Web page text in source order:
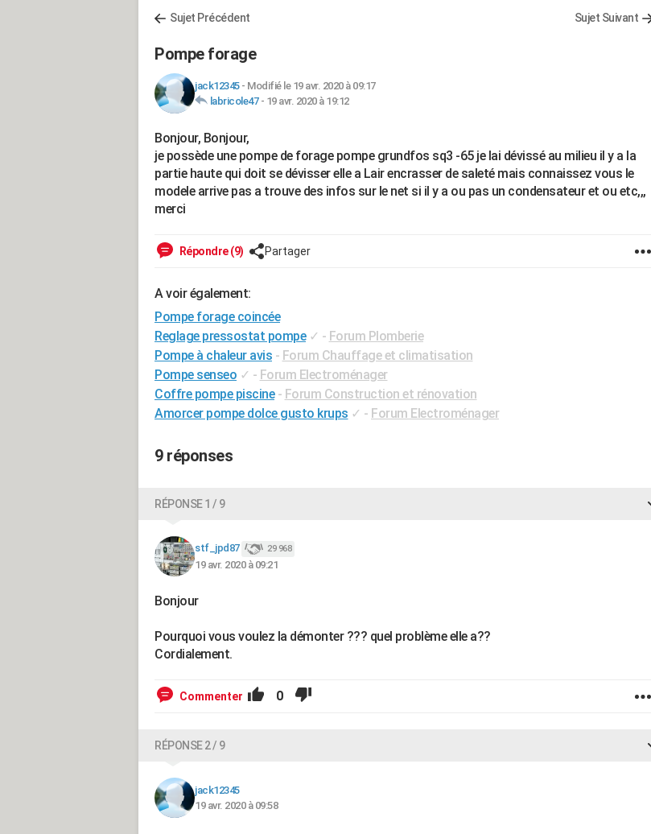
Sujet Précédent Sujet Suivant
Pompe forage
jack12345- Modifié le 19 avr. 2020 à 09:17
labricole47- 19 avr. 2020 à 19:12
Bonjour, Bonjour,
je possède une pompe de forage pompe grundfos sq3 -65 je lai dévissé au milieu il y a la
partie haute qui doit se dévisser elle a Lair encrasser de saleté mais connaissez vous le
modele arrive pas a trouve des infos sur le net si il y a ou pas un condensateur et ou etc,,,
merci
Répondre (9) Partager
A voir également:
Pompe forage coincée
Reglage pressostat pompe ✓ - Forum Plomberie
Pompe à chaleur avis - Forum Chauffage et climatisation
Pompe senseo ✓ - Forum Electroménager
Coffre pompe piscine - Forum Construction et rénovation
Amorcer pompe dolce gusto krups ✓ - Forum Electroménager
9 réponses
RÉPONSE 1 / 9
stf_jpd87 29 968
19 avr. 2020 à 09:21
Bonjour
Pourquoi vous voulez la démonter ??? quel problème elle a??
Cordialement.
Commenter 0
RÉPONSE 2 / 9
jack12345
19 avr. 2020 à 09:58